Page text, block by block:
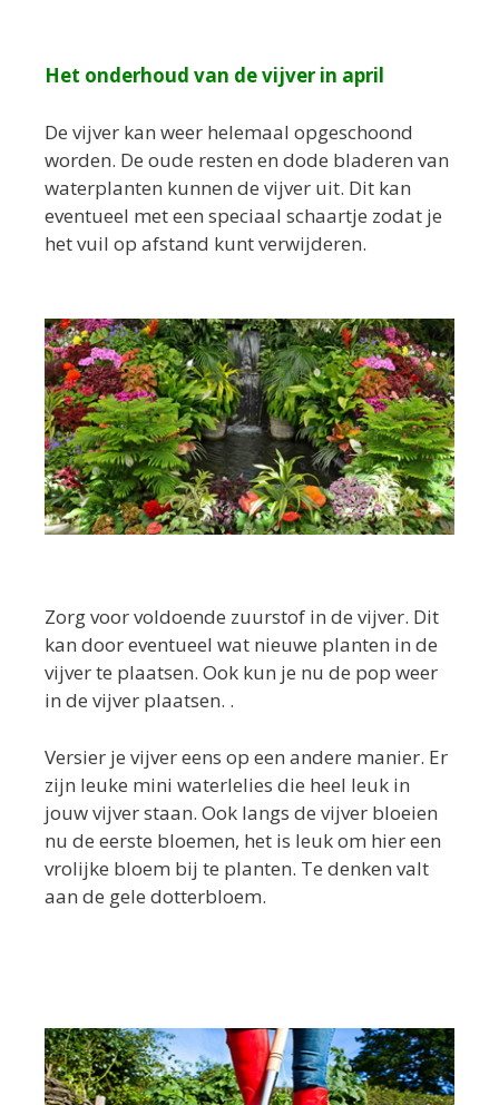
Het onderhoud van de vijver in april
De vijver kan weer helemaal opgeschoond
worden. De oude resten en dode bladeren van
waterplanten kunnen de vijver uit. Dit kan
eventueel met een speciaal schaartje zodat je
het vuil op afstand kunt verwijderen.
Zorg voor voldoende zuurstof in de vijver. Dit
kan door eventueel wat nieuwe planten in de
vijver te plaatsen. Ook kun je nu de pop weer
in de vijver plaatsen. .
Versier je vijver eens op een andere manier. Er
zijn leuke mini waterlelies die heel leuk in
jouw vijver staan. Ook langs de vijver bloeien
nu de eerste bloemen, het is leuk om hier een
vrolijke bloem bij te planten. Te denken valt
aan de gele dotterbloem.